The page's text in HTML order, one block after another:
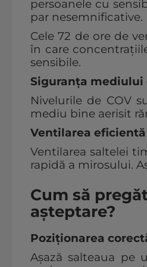
persoanele cu
par nesemnificative.
Cele 72 de ore de
în care
sensibile.
Siguranța
Nivelurile de COV
mediu bine aerisit
Ventilarea
Ventilarea saltelei
rapidă a mirosului.
Cum să
așteptare?
Poziționarea
Așază salteaua pe